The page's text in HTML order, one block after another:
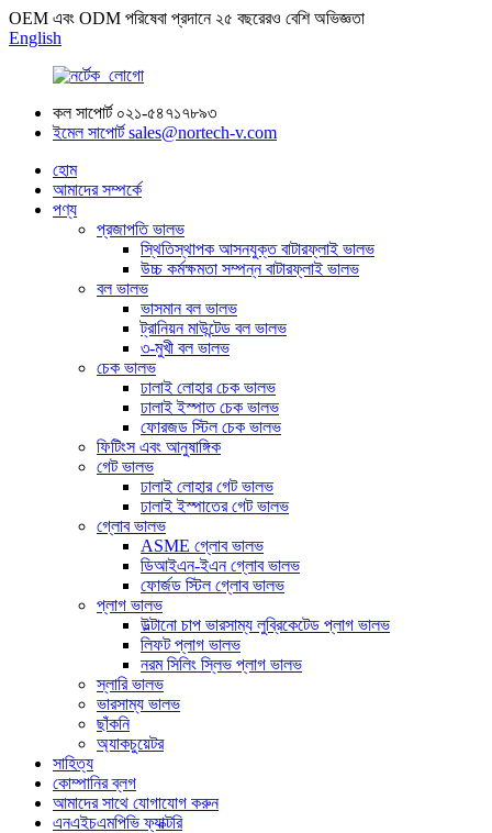
OEM এবং ODM পরিষেবা প্রদানে ২৫ বছরেরও বেশি অভিজ্ঞতা
English
কল সাপোর্ট ০২১-৫৪৭১৭৮৯৩
ইমেল সাপোর্ট sales@nortech-v.com
হোম
আমাদের সম্পর্কে
পণ্য
প্রজাপতি ভালভ
স্থিতিস্থাপক আসনযুক্ত বাটারফ্লাই ভালভ
উচ্চ কর্মক্ষমতা সম্পন্ন বাটারফ্লাই ভালভ
বল ভালভ
ভাসমান বল ভালভ
ট্রানিয়ন মাউন্টেড বল ভালভ
৩-মুখী বল ভালভ
চেক ভালভ
ঢালাই লোহার চেক ভালভ
ঢালাই ইস্পাত চেক ভালভ
ফোরজড স্টিল চেক ভালভ
ফিটিংস এবং আনুষাঙ্গিক
গেট ভালভ
ঢালাই লোহার গেট ভালভ
ঢালাই ইস্পাতের গেট ভালভ
গ্লোব ভালভ
ASME গ্লোব ভালভ
ডিআইএন-ইএন গ্লোব ভালভ
ফোর্জড স্টিল গ্লোব ভালভ
প্লাগ ভালভ
উল্টানো চাপ ভারসাম্য লুব্রিকেটেড প্লাগ ভালভ
লিফট প্লাগ ভালভ
নরম সিলিং স্লিভ প্লাগ ভালভ
স্লারি ভালভ
ভারসাম্য ভালভ
ছাঁকনি
অ্যাকচুয়েটর
সাহিত্য
কোম্পানির ব্লগ
আমাদের সাথে যোগাযোগ করুন
এনএইচএমপিভি ফ্যাক্টরি